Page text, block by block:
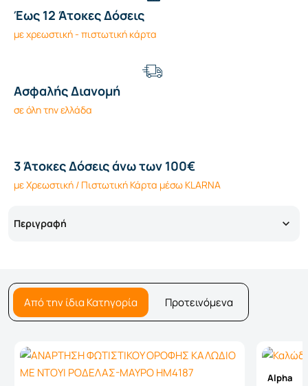
Έως 12 Άτοκες Δόσεις
με χρεωστική - πιστωτική κάρτα
Ασφαλής Διανομή
σε όλη την ελλάδα
3 Άτοκες Δόσεις άνω των 100€
με Χρεωστική / Πιστωτική Κάρτα μέσω KLARNA
Περιγραφή
Από την ίδια Κατηγορία Προτεινόμενα
Alpha